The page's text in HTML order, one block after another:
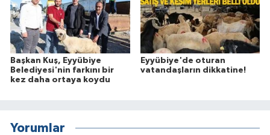
Başkan Kuş, Eyyübiye
Belediyesi'nin farkını bir
kez daha ortaya koydu
Eyyübiye'de oturan
vatandaşların dikkatine!
Yorumlar